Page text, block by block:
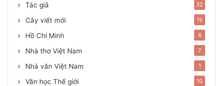
Tác giả 32
Cây viết mới 15
Hồ Chí Minh 8
Nhà thơ Việt Nam 7
Nhà văn Việt Nam 1
Văn học Thế giới 10